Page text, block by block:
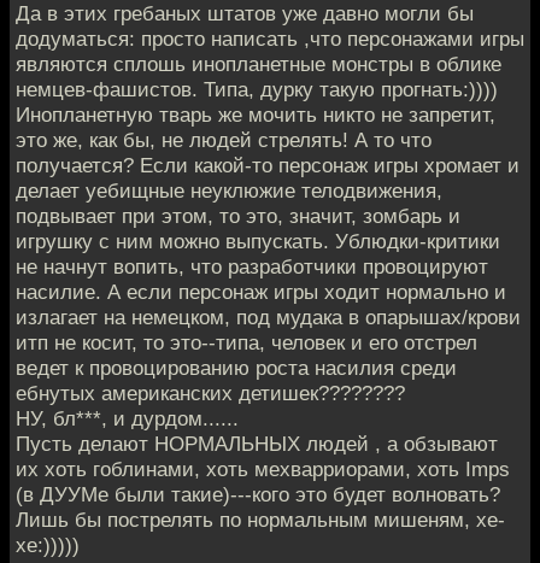
Да в этих гребаных штатов уже давно могли бы
додуматься: просто написать ,что персонажами игры
являются сплошь инопланетные монстры в облике
немцев-фашистов. Типа, дурку такую прогнать:))))
Инопланетную тварь же мочить никто не запретит,
это же, как бы, не людей стрелять! А то что
получается? Если какой-то персонаж игры хромает и
делает уебищные неуклюжие телодвижения,
подвывает при этом, то это, значит, зомбарь и
игрушку с ним можно выпускать. Ублюдки-критики
не начнут вопить, что разработчики провоцируют
насилие. А если персонаж игры ходит нормально и
излагает на немецком, под мудака в опарышах/крови
итп не косит, то это--типа, человек и его отстрел
ведет к провоцированию роста насилия среди
ебнутых американских детишек????????
НУ, бл***, и дурдом......
Пусть делают НОРМАЛЬНЫХ людей , а обзывают
их хоть гоблинами, хоть мехварриорами, хоть Imps
(в ДУУМе были такие)---кого это будет волновать?
Лишь бы пострелять по нормальным мишеням, хе-
хе:)))))